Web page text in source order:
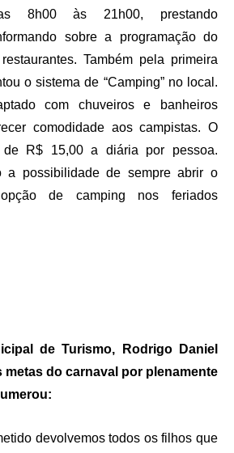
8h00 às 21h00, prestando
sobre a programação do
Também pela primeira
o sistema de “Camping” no local.
com chuveiros e banheiros
comodidade aos campistas. O
de R$ 15,00 a diária por pessoa.
a possibilidade de sempre abrir o
de camping nos feriados
de Turismo, Rodrigo Daniel
metas do carnaval por plenamente
devolvemos todos os filhos que